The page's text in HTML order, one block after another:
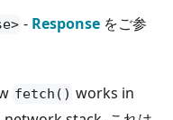
- Response をご参
fetch() works in